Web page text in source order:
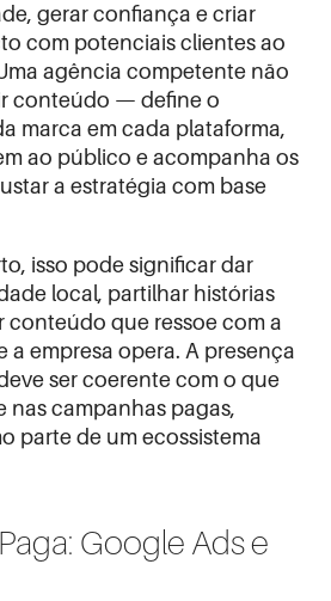
gerar confiança e criar
com potenciais clientes ao
agência competente não
conteúdo — define o
marca em cada plataforma,
ao público e acompanha os
a estratégia com base
isso pode significar dar
local, partilhar histórias
conteúdo que ressoe com a
empresa opera. A presença
ser coerente com o que
nas campanhas pagas,
parte de um ecossistema
Google Ads e